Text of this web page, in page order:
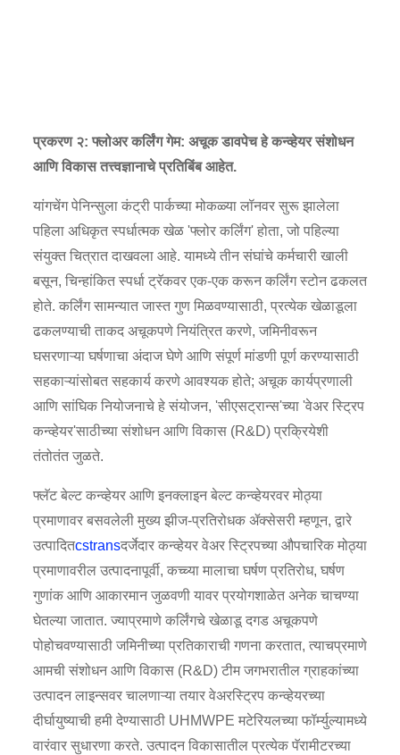
प्रकरण २: फ्लोअर कर्लिंग गेम: अचूक डावपेच हे कन्व्हेयर संशोधन
आणि विकास तत्त्वज्ञानाचे प्रतिबिंब आहेत.
यांगचेंग पेनिन्सुला कंट्री पार्कच्या मोकळ्या लॉनवर सुरू झालेला
पहिला अधिकृत स्पर्धात्मक खेळ 'फ्लोर कर्लिंग' होता, जो पहिल्या
संयुक्त चित्रात दाखवला आहे. यामध्ये तीन संघांचे कर्मचारी खाली
बसून, चिन्हांकित स्पर्धा ट्रॅकवर एक-एक करून कर्लिंग स्टोन ढकलत
होते. कर्लिंग सामन्यात जास्त गुण मिळवण्यासाठी, प्रत्येक खेळाडूला
ढकलण्याची ताकद अचूकपणे नियंत्रित करणे, जमिनीवरून
घसरणाऱ्या घर्षणाचा अंदाज घेणे आणि संपूर्ण मांडणी पूर्ण करण्यासाठी
सहकाऱ्यांसोबत सहकार्य करणे आवश्यक होते; अचूक कार्यप्रणाली
आणि सांघिक नियोजनाचे हे संयोजन, 'सीएसट्रान्स'च्या 'वेअर स्ट्रिप
कन्व्हेयर'साठीच्या संशोधन आणि विकास (R&D) प्रक्रियेशी
तंतोतंत जुळते.
फ्लॅट बेल्ट कन्व्हेयर आणि इनक्लाइन बेल्ट कन्व्हेयरवर मोठ्या
प्रमाणावर बसवलेली मुख्य झीज-प्रतिरोधक ॲक्सेसरी म्हणून, द्वारे
उत्पादितcstransदर्जेदार कन्व्हेयर वेअर स्ट्रिपच्या औपचारिक मोठ्या
प्रमाणावरील उत्पादनापूर्वी, कच्च्या मालाचा घर्षण प्रतिरोध, घर्षण
गुणांक आणि आकारमान जुळवणी यावर प्रयोगशाळेत अनेक चाचण्या
घेतल्या जातात. ज्याप्रमाणे कर्लिंगचे खेळाडू दगड अचूकपणे
पोहोचवण्यासाठी जमिनीच्या प्रतिकाराची गणना करतात, त्याचप्रमाणे
आमची संशोधन आणि विकास (R&D) टीम जगभरातील ग्राहकांच्या
उत्पादन लाइन्सवर चालणाऱ्या तयार वेअरस्ट्रिप कन्व्हेयरच्या
दीर्घायुष्याची हमी देण्यासाठी UHMWPE मटेरियलच्या फॉर्म्युल्यामध्ये
वारंवार सुधारणा करते. उत्पादन विकासातील प्रत्येक पॅरामीटरच्या